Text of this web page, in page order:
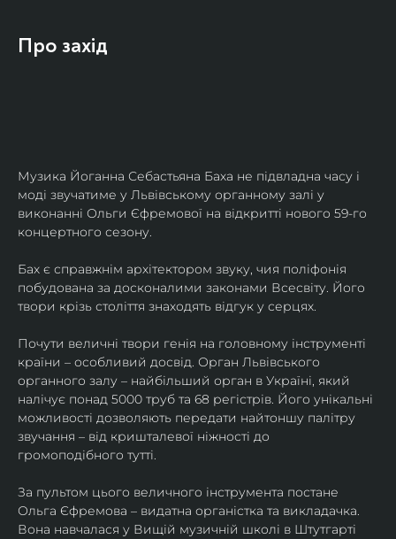
Про захід
Музика Йоганна Себастьяна Баха не підвладна часу і
моді звучатиме у Львівському органному залі у
виконанні Ольги Єфремової на відкритті нового 59-го
концертного сезону.
Бах є справжнім архітектором звуку, чия поліфонія
побудована за досконалими законами Всесвіту. Його
твори крізь століття знаходять відгук у серцях.
Почути величні твори генія на головному інструменті
країни – особливий досвід. Орган Львівського
органного залу – найбільший орган в Україні, який
налічує понад 5000 труб та 68 регістрів. Його унікальні
можливості дозволяють передати найтоншу палітру
звучання – від кришталевої ніжності до
громоподібного тутті.
За пультом цього величного інструмента постане
Ольга Єфремова – видатна органістка та викладачка.
Вона навчалася у Вищій музичній школі в Штутгарті